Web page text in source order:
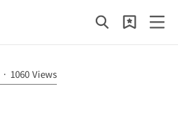
· 1060 Views